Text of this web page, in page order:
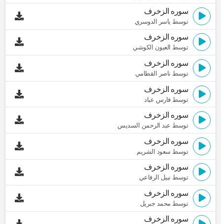
سوره الزخرف
توسط ياسر الدوسري
سوره الزخرف
توسط العيون الكوشي
سوره الزخرف
توسط ناصر القطامي
سوره الزخرف
توسط فارس عباد
سوره الزخرف
توسط عبد الرحمن السديس
سوره الزخرف
توسط سعود الشريم
سوره الزخرف
توسط نبيل الرفاعي
سوره الزخرف
توسط محمد جبريل
سوره الزخرف